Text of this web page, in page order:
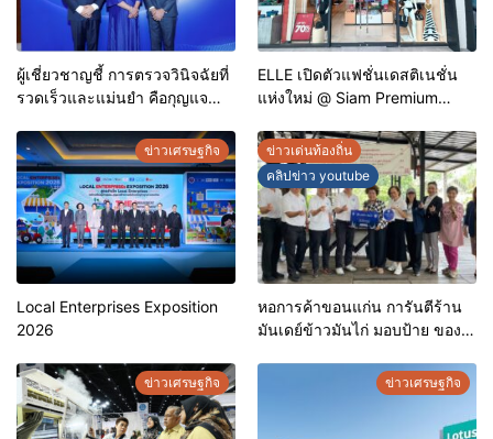
ผู้เชี่ยวชาญชี้ การตรวจวินิจฉัยที่
รวดเร็วและแม่นยำ คือกุญแจ
ประเทศไทย
ELLE เปิดตัวแฟชั่นเดสติเนชั่น
แห่งใหม่ @ Siam Premium
ดีลพิเศษลดสูงสุด 70%
ข่าวเศรษฐกิจ
Local Enterprises Exposition
2026
ข่าวเด่นท้องถิ่น
คลิปข่าว youtube
หอการค้าขอนแก่น การันตีร้าน
มันเดย์ข้าวมันไก่ มอบป้าย ของดี
ประกอบการคุณภาพ ยกระดับ
มาตรฐาน สร้างความเชื่อมั่นให้ผู้
ข่าวเศรษฐกิจ ข่าวเศรษฐกิจ